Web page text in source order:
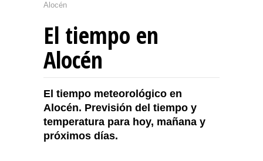
Alocén
El tiempo en
Alocén
El tiempo meteorológico en
Alocén. Previsión del tiempo y
temperatura para hoy, mañana y
próximos días.